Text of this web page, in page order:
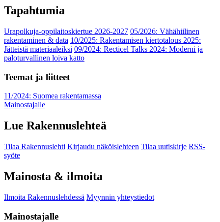
Tapahtumia
Urapolkuja-oppilaitoskiertue 2026-2027 05/2026: Vähähiilinen
rakentaminen & data 10/2025: Rakentamisen kiertotalous 2025:
Jätteistä materiaaleiksi 09/2024: Recticel Talks 2024: Moderni ja
paloturvallinen loiva katto
Teemat ja liitteet
11/2024: Suomea rakentamassa
Mainostajalle
Lue Rakennuslehteä
Tilaa Rakennuslehti Kirjaudu näköislehteen Tilaa uutiskirje RSS-
syöte
Mainosta & ilmoita
Ilmoita Rakennuslehdessä Myynnin yhteystiedot
Mainostajalle